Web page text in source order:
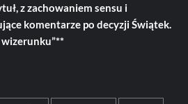
z zachowaniem sensu i
komentarze po decyzji Świątek.
wizerunku”**